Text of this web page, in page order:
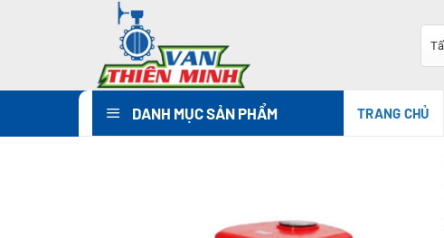
DANH MỤC SẢN PHẨM TRANG CHỦ